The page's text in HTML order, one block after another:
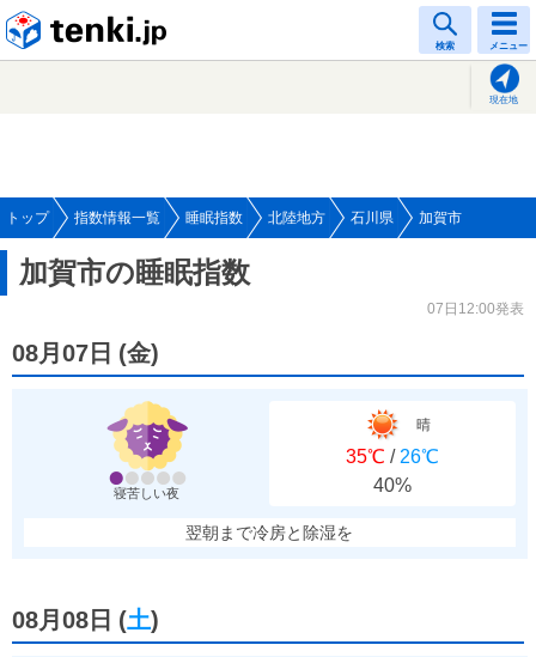
検索 メニュー
現在地
トップ 指数情報一覧 睡眠指数 北陸地方 石川県 加賀市
加賀市の睡眠指数
07日12:00発表
08月07日 (金)
寝苦しい夜
晴
35℃ / 26℃
40%
翌朝まで冷房と除湿を
08月08日 (土)